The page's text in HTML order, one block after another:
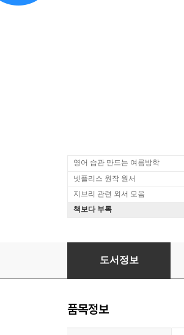
영어 습관 만드는 여름방학
넷플리스 원작 원서
지브리 관련 외서 모음
책보다 부록
A.I. - 101: A Primer on
도서정보
품목정보